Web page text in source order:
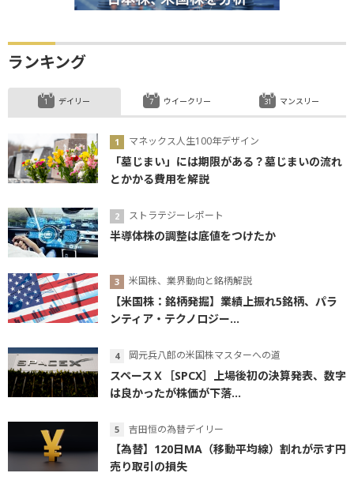
ランキング
デイリー
マネックス人生100年デザイン
「墓じまい」には期限がある？墓じまいの流れ
とかかる費用を解説
ストラテジーレポート
半導体株の調整は底値をつけたか
米国株、業界動向と銘柄解説
【米国株：銘柄発掘】業績上振れ5銘柄、パラ
ンティア・テクノロジー...
岡元兵八郎の米国株マスターへの道
スペースＸ［SPCX］上場後初の決算発表、数字
は良かったが株価が下落...
吉田恒の為替デイリー
【為替】120日MA（移動平均線）割れが示す円
売り取引の損失
ウイークリー マンスリー